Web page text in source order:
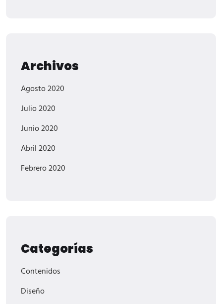
Archivos
Agosto 2020
Julio 2020
Junio 2020
Abril 2020
Febrero 2020
Categorías
Contenidos
Diseño